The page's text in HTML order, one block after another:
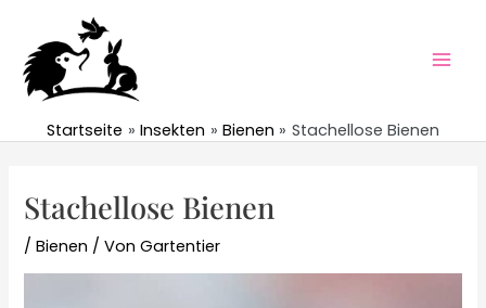
springen
Startseite Insekten Bienen Stachellose Bienen
Stachellose Bienen
/Bienen / VonGartentier